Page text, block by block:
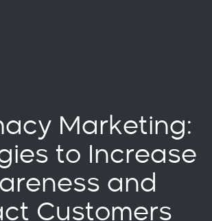
Marketing:
to Increase
and
Customers